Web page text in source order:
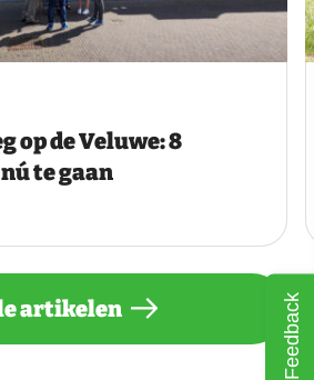
op de Veluwe: 8
te gaan
artikelen Feedback